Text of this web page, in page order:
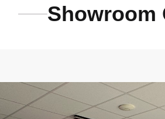
Showroom